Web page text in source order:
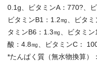
0.1g、ビタミンA：770?、
ビタミンB1：1.2㎎、ビタ
タミンB6：1.3㎎、ビタミ
酸：4.8㎎、ビタミンC：
*たんぱく質（無水物換算）